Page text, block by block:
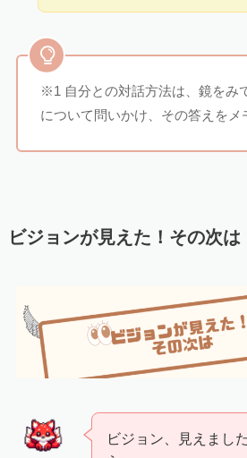
※1 自分との対話方法は、鏡をみ
について問いかけ、その答えをメ
ビジョンが見えた！その次は
ビジョン、見えまし